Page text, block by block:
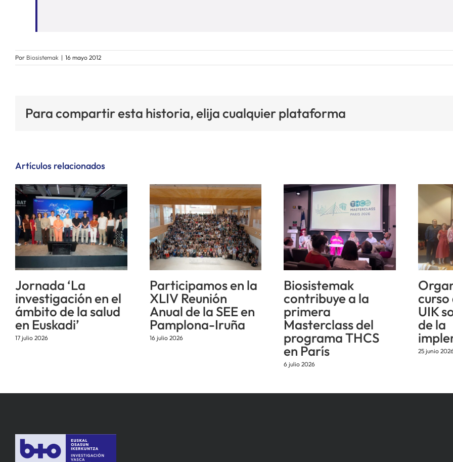
Por Biosistemak | 16 mayo 2012
Para compartir esta historia, elija cualquier plataforma
Artículos relacionados
Jornada ‘La
investigación en el
ámbito de la salud
en Euskadi’
17 julio 2026
Participamos en la
XLIV Reunión
Anual de la SEE en
Pamplona-Iruña
16 julio 2026
Biosistemak
contribuye a la
primera
Masterclass del
programa THCS
en París
6 julio 2026
curso
UIK
de la
25 junio